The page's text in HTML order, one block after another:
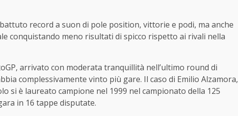
record a suon di pole position, vittorie e podi, ma anche
conquistando meno risultati di spicco rispetto ai rivali nella
arrivato con moderata tranquillità nell’ultimo round di
complessivamente vinto più gare. Il caso di Emilio Alzamora,
si è laureato campione nel 1999 nel campionato della 125
in 16 tappe disputate.